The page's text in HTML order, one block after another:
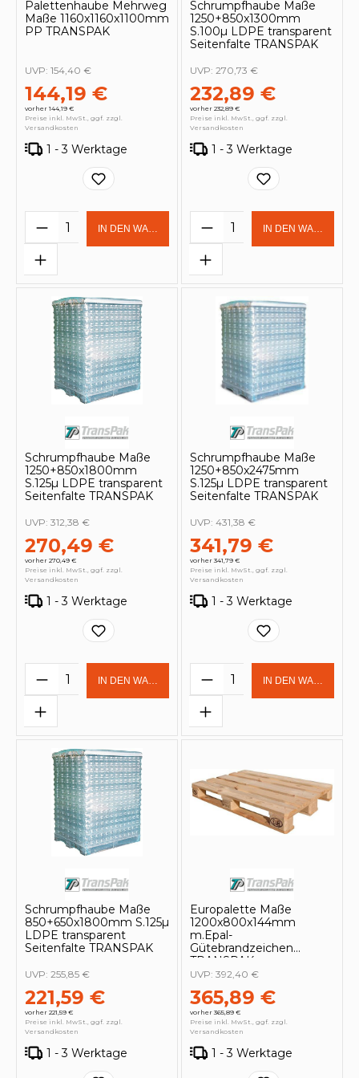
Palettenhaube Mehrweg
Maße 1160x1160x1100mm
PP TRANSPAK
144,19 €
vorher 144,19 €
UVP: 154,40 €
Preise inkl. MwSt., ggf. zzgl.
Versandkosten
1 - 3 Werktage
Produkt Anzahl: Gib den
IN DEN WARENKORB
Schrumpfhaube Maße
1250+850x1300mm
S.100µ LDPE transparent
Seitenfalte TRANSPAK
232,89 €
vorher 232,89 €
UVP: 270,73 €
Preise inkl. MwSt., ggf. zzgl.
Versandkosten
1 - 3 Werktage
Produkt Anzahl:
IN DEN
Schrumpfhaube Maße
1250+850x1800mm
S.125µ LDPE transparent
Seitenfalte TRANSPAK
270,49 €
vorher 270,49 €
UVP: 312,38 €
Preise inkl. MwSt., ggf. zzgl.
Versandkosten
1 - 3 Werktage
Produkt Anzahl: Gib den
IN DEN WARENKORB
Schrumpfhaube Maße
1250+850x2475mm
S.125µ LDPE transparent
Seitenfalte TRANSPAK
341,79 €
vorher 341,79 €
UVP: 431,38 €
Preise inkl. MwSt., ggf. zzgl.
Versandkosten
1 - 3 Werktage
Produkt Anzahl:
IN DEN
Schrumpfhaube Maße
850+650x1800mm S.125µ
LDPE transparent
Seitenfalte TRANSPAK
221,59 €
vorher 221,59 €
UVP: 255,85 €
Preise inkl. MwSt., ggf. zzgl.
Versandkosten
1 - 3 Werktage
Europalette Maße
1200x800x144mm
m.Epal-
Gütebrandzeichen
TRANSPAK
365,89 €
vorher 365,89 €
UVP: 392,40 €
Preise inkl. MwSt., ggf. zzgl.
Versandkosten
1 - 3 Werktage